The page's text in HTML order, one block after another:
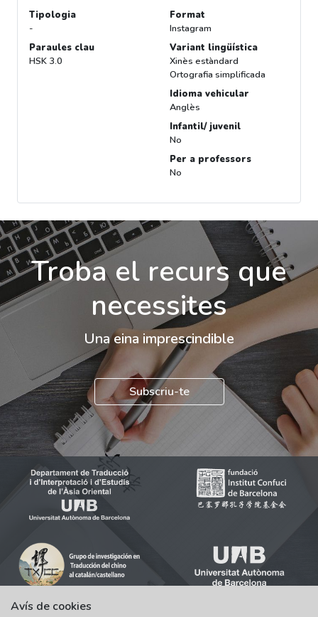
Tipologia
-
Paraules clau
HSK 3.0
Format
Instagram
Variant lingüística
Xinès estàndard
Ortografia simplificada
Idioma vehicular
Anglès
Infantil/ juvenil
No
Per a professors
No
Troba el recurs que
necessites
Una eina imprescindible
Subscriu-te
Avís de cookies